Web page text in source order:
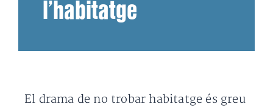
l’habitatge
El drama de no trobar habitatge és greu